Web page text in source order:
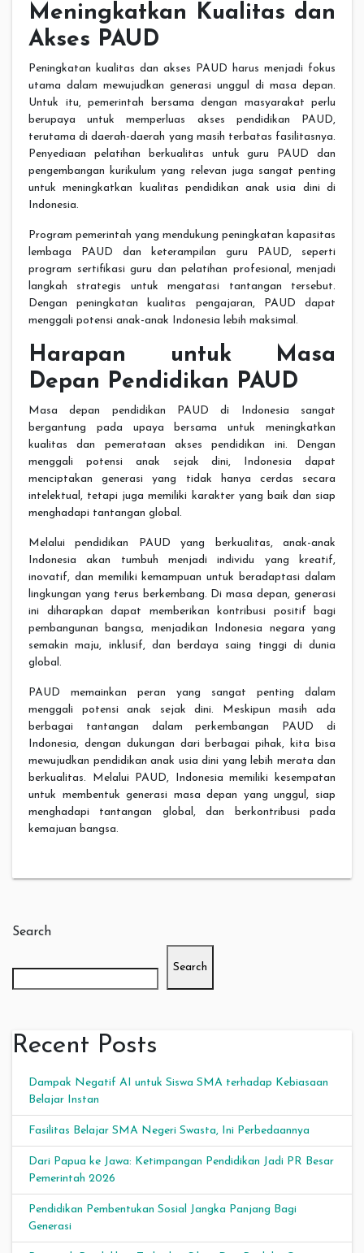
Meningkatkan Kualitas dan
Akses PAUD
Peningkatan kualitas dan akses PAUD harus menjadi fokus
utama dalam mewujudkan generasi unggul di masa depan.
Untuk itu, pemerintah bersama dengan masyarakat perlu
berupaya untuk memperluas akses pendidikan PAUD,
terutama di daerah-daerah yang masih terbatas fasilitasnya.
Penyediaan pelatihan berkualitas untuk guru PAUD dan
pengembangan kurikulum yang relevan juga sangat penting
untuk meningkatkan kualitas pendidikan anak usia dini di
Indonesia.
Program pemerintah yang mendukung peningkatan kapasitas
lembaga PAUD dan keterampilan guru PAUD, seperti
program sertifikasi guru dan pelatihan profesional, menjadi
langkah strategis untuk mengatasi tantangan tersebut.
Dengan peningkatan kualitas pengajaran, PAUD dapat
menggali potensi anak-anak Indonesia lebih maksimal.
Harapan untuk Masa
Depan Pendidikan PAUD
Masa depan pendidikan PAUD di Indonesia sangat
bergantung pada upaya bersama untuk meningkatkan
kualitas dan pemerataan akses pendidikan ini. Dengan
menggali potensi anak sejak dini, Indonesia dapat
menciptakan generasi yang tidak hanya cerdas secara
intelektual, tetapi juga memiliki karakter yang baik dan siap
menghadapi tantangan global.
Melalui pendidikan PAUD yang berkualitas, anak-anak
Indonesia akan tumbuh menjadi individu yang kreatif,
inovatif, dan memiliki kemampuan untuk beradaptasi dalam
lingkungan yang terus berkembang. Di masa depan, generasi
ini diharapkan dapat memberikan kontribusi positif bagi
pembangunan bangsa, menjadikan Indonesia negara yang
semakin maju, inklusif, dan berdaya saing tinggi di dunia
global.
PAUD memainkan peran yang sangat penting dalam
menggali potensi anak sejak dini. Meskipun masih ada
berbagai tantangan dalam perkembangan PAUD di
Indonesia, dengan dukungan dari berbagai pihak, kita bisa
mewujudkan pendidikan anak usia dini yang lebih merata dan
berkualitas. Melalui PAUD, Indonesia memiliki kesempatan
untuk membentuk generasi masa depan yang unggul, siap
menghadapi tantangan global, dan berkontribusi pada
kemajuan bangsa.
Search
Search
Recent Posts
Dampak Negatif AI untuk Siswa SMA terhadap Kebiasaan
Belajar Instan
Fasilitas Belajar SMA Negeri Swasta, Ini Perbedaannya
Dari Papua ke Jawa: Ketimpangan Pendidikan Jadi PR Besar
Pemerintah 2026
Pendidikan Pembentukan Sosial Jangka Panjang Bagi
Generasi